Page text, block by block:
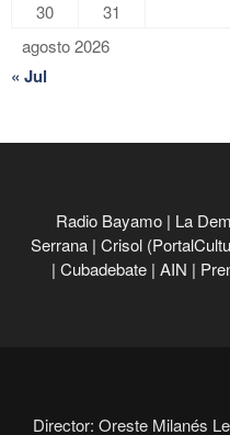
agosto 2026
30
31
« Jul
Radio Bayamo | La
Serrana | Crisol
| Cubadebate | AIN |
Director: Oreste Milanés